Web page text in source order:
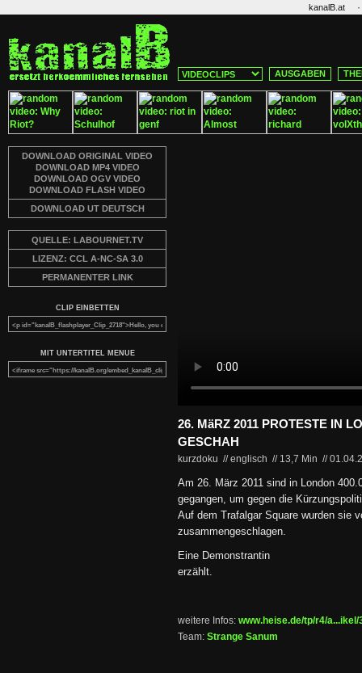
kanalB.at ·
AUSGABEN
DOWNLOAD ORIGINAL VIDEO
DOWNLOAD MP4 VIDEO
DOWNLOAD OGV VIDEO
DOWNLOAD FLASH VIDEO
DOWNLOAD UT DEUTSCH
QUELLE: LABOURNET.TV
LIZENZ: CCL A-NC-SA 3.0
PERMANENTER LINK
CLIP EINBETTEN
MIT UNTERTITEL MENUE
26. MäRZ 2011 PROTESTE IN
GESCHAH
kurzdoku // englisch // 13,7 Min //
Am 26. März 2011 sind in London
gegangen, um gegen die
Auf dem Trafalgar Square wurden sie
zusammengeschlagen.
Eine Demonstrantin
erzählt.
weitere Infos: www.heise.de/tp/r4/
Team: Strange Sanum